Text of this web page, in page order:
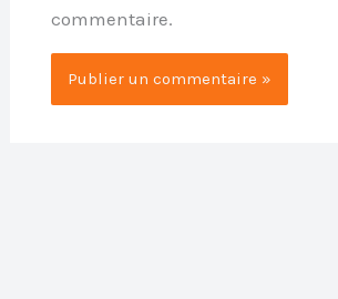
commentaire.